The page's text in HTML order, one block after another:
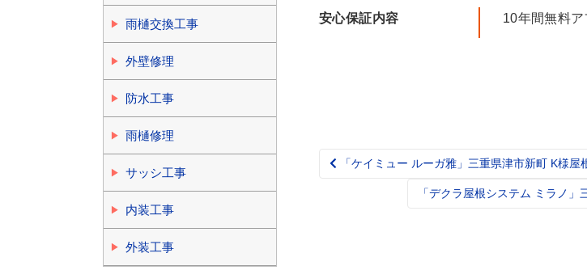
安心保証内容 10年間無料
Post
「ケイミュー ルーガ雅」三重県津市新町 K様
「デクラ屋根システム ミラノ
雨樋交換工事
外壁修理
防水工事
雨樋修理
サッシ工事
内装工事
外装工事